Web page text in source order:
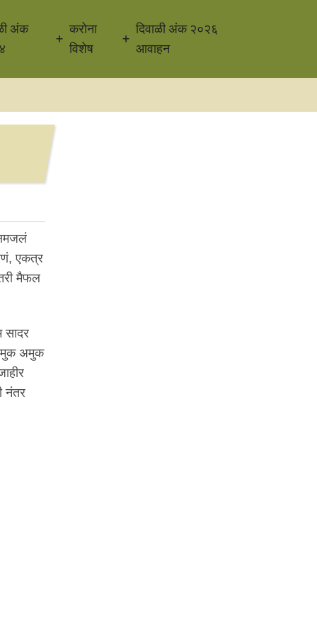
अंक
करोना
विशेष
दिवाळी अंक २०२६
आवाहन
एकत्र
मैफल
सादर
अमुक
नंतर